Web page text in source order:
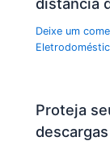
Deixe um
Proteja